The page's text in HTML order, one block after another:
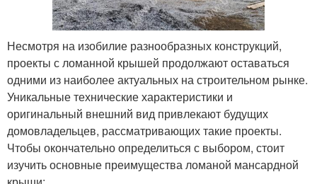
Несмотря на изобилие разнообразных конструкций,
проекты с ломанной крышей продолжают оставаться
одними из наиболее актуальных на строительном рынке.
Уникальные технические характеристики и
оригинальный внешний вид привлекают будущих
домовладельцев, рассматривающих такие проекты.
Чтобы окончательно определиться с выбором, стоит
изучить основные преимущества ломаной мансардной